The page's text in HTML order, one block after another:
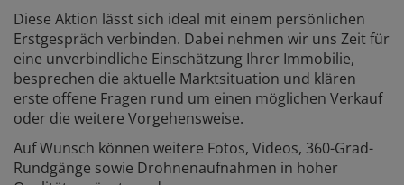
Diese Aktion lässt sich ideal mit einem persönlichen
Erstgespräch verbinden. Dabei nehmen wir uns Zeit für
eine unverbindliche Einschätzung Ihrer Immobilie,
besprechen die aktuelle Marktsituation und klären
erste offene Fragen rund um einen möglichen Verkauf
oder die weitere Vorgehensweise.
Auf Wunsch können weitere Fotos, Videos, 360-Grad-
Rundgänge sowie Drohnenaufnahmen in hoher